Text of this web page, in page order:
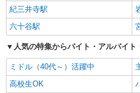
紀三井寺駅
六十谷駅
人気の特集からバイト・アルバイト
ミドル（40代～）活躍中
高校生OK